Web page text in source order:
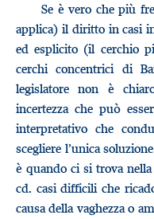
Se è vero che più
applica) il diritto in casi
ed esplicito (il cerchio
cerchi concentrici di
legislatore non è
incertezza che può
interpretativo che
scegliere l’unica
è quando ci si trova
cd. casi difficili che
causa della vaghezza o